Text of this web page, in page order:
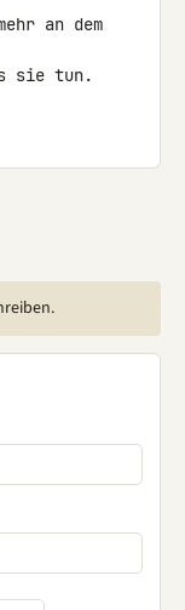
an dem
sie tun.